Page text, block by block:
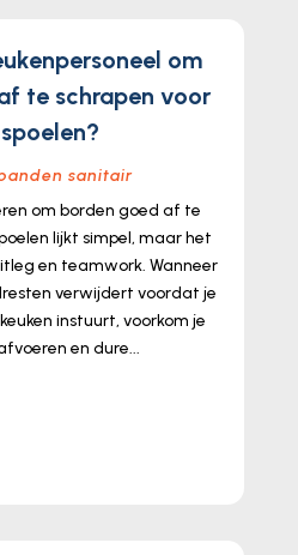
om
te schrapen voor
sanitair
om borden goed af te
lijkt simpel, maar het
en teamwork. Wanneer
verwijdert voordat je
instuurt, voorkom je
en dure...